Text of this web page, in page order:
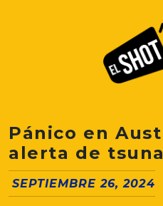
Pánico en
alerta de
SEPTIEMBRE 26, 2024